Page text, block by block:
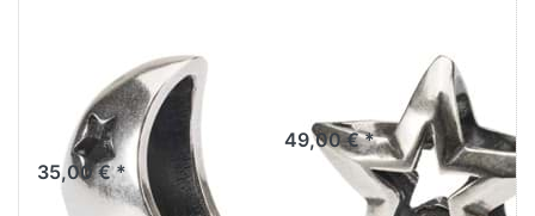
Trollbeads
Mond & Sterne
TAGBE-10209
35,00 € *
Glücksstern
TAGBE-10247
49,00 € *